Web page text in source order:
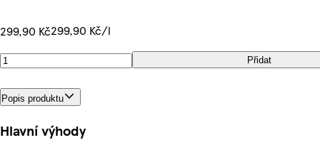
299,90 Kč299,90 Kč/l
Přidat
Popis produktu
Hlavní výhody